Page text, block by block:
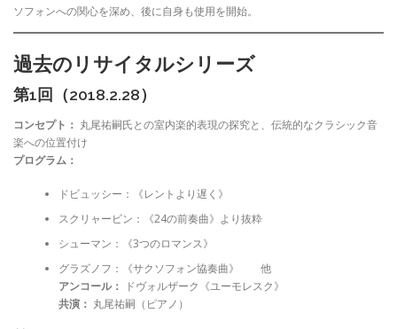
ソフォンへの関心を深め、後に自身も使用を開始。
過去のリサイタルシリーズ
第1回（2018.2.28）
コンセプト： 丸尾祐嗣氏との室内楽的表現の探究と、伝統的なクラシック音
楽への位置付け
プログラム：
ドビュッシー：《レントより遅く》
スクリャービン：《24の前奏曲》より抜粋
シューマン：《3つのロマンス》
グラズノフ：《サクソフォン協奏曲》 他
アンコール：
ドヴォルザーク《ユーモレスク》
共演： 丸尾祐嗣（ピアノ）